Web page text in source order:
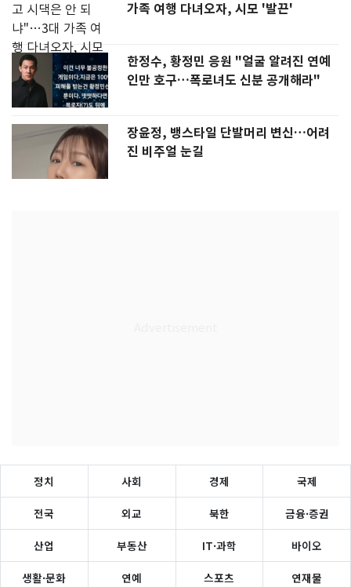
가족 여행 다녀오자, 시모 '발끈'
한정수, 황정민 응원 "얼굴 알려진 연예
인만 호구…폭로녀도 신분 공개해라"
장윤정, 뱅스타일 단발머리 변신…어려
진 비주얼 눈길
정치 사회 경제 국제
전국 외교 북한 금융·증권
산업 부동산 IT·과학 바이오
생활·문화 연예 스포츠 연재물